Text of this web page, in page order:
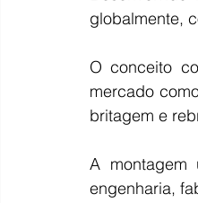
globalmente,
O conceito
mercado
britagem e
A montagem
engenharia,